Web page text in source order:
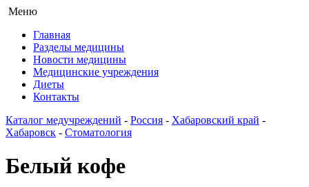
Меню
Главная
Разделы медицины
Новости медицины
Медицинские учреждения
Диеты
Контакты
Каталог медучреждений - Россия - Хабаровский край -
Хабаровск - Стоматология
Белый кофе